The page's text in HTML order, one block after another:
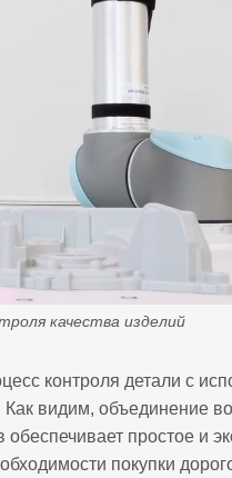
качества изделий
контроля детали с
видим, объединение
обеспечивает простое и
покупки